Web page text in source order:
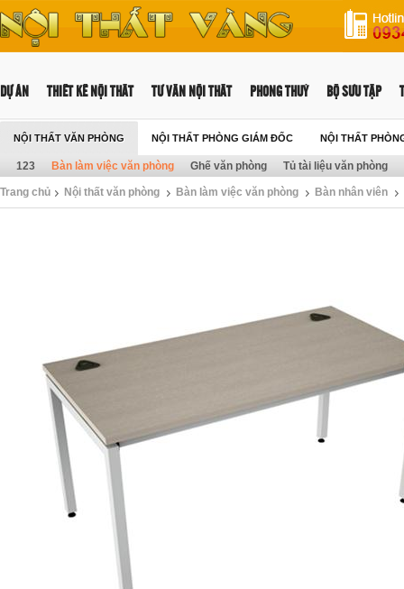
DỰ ÁN THIẾT KẾ NỘI THẤT TƯ VẤN NỘI THẤT PHONG THUỶ BỘ SƯU TẬP
NỘI THẤT VĂN PHÒNG NỘI THẤT PHÒNG GIÁM ĐỐC NỘI THẤT
123 Bàn làm việc văn phòng Ghế văn phòng Tủ tài liệu văn phòng
Trang chủ Nội thất văn phòng Bàn làm việc văn phòng Bàn nhân viên